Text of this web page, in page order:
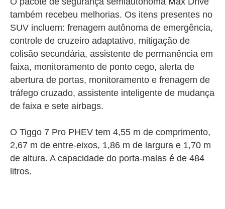
também recebeu melhorias. Os itens presentes no
SUV incluem: frenagem autônoma de emergência,
controle de cruzeiro adaptativo, mitigação de
colisão secundária, assistente de permanência em
faixa, monitoramento de ponto cego, alerta de
abertura de portas, monitoramento e frenagem de
tráfego cruzado, assistente inteligente de mudança
de faixa e sete airbags.
O Tiggo 7 Pro PHEV tem 4,55 m de comprimento,
2,67 m de entre-eixos, 1,86 m de largura e 1,70 m
de altura. A capacidade do porta-malas é de 484
litros.